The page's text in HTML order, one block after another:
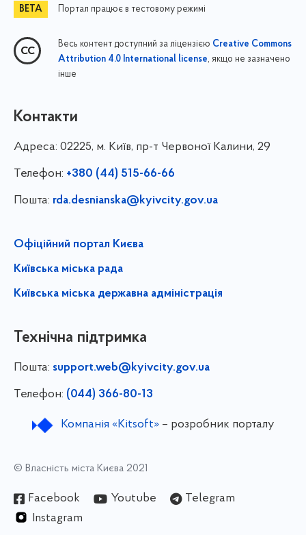
Портал працює в тестовому режимі
Весь контент доступний за ліцензією Creative Commons
Attribution 4.0 International license, якщо не зазначено
інше
Контакти
Адреса: 02225, м. Київ, пр-т Червоної Калини, 29
Телефон: +380 (44) 515-66-66
Пошта: rda.desnianska@kyivcity.gov.ua
Офіційний портал Києва
Київська міська рада
Київська міська державна адміністрація
Технічна підтримка
Пошта: support.web@kyivcity.gov.ua
Телефон: (044) 366-80-13
Компанія «Kitsoft»– розробник порталу
© Власність міста Києва 2021
Facebook Youtube
Telegram
Instagram